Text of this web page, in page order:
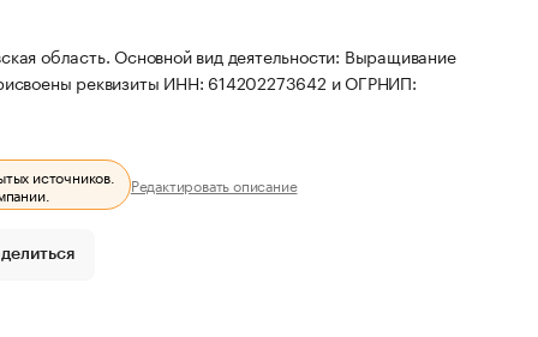
область. Основной вид деятельности: Выращивание
реквизиты ИНН: 614202273642 и ОГРНИП:
источников.
Редактировать описание